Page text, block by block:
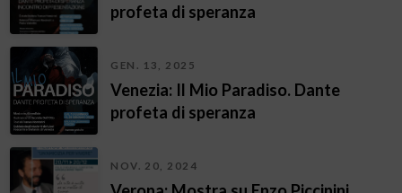
profeta di speranza
GEN. 13, 2025
Venezia: Il Mio Paradiso. Dante
profeta di speranza
NOV. 20, 2024